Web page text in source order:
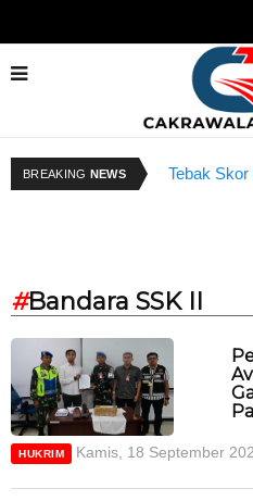
BREAKING NEWS
Tebak
#Bandara SSK II
HUKRIM Kamis, 18 September